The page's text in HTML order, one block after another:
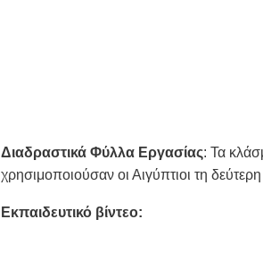
Διαδραστικά Φύλλα Εργασίας: Τα
χρησιμοποιούσαν οι Αιγύπτιοι τη
Εκπαιδευτικό βίντεο: